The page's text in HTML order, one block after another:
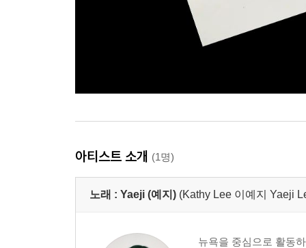
아티스트 소개 (1명)
노래 : Yaeji (예지) (Kathy Lee 이예지 Yaeji
뉴욕을 중심으로 활동